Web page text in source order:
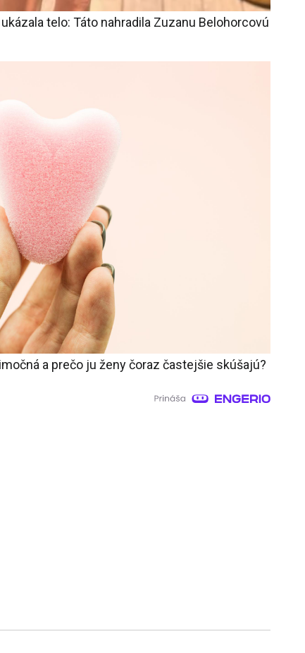
telo: Táto nahradila Zuzanu Belohorcovú
a prečo ju ženy čoraz častejšie skúšajú?